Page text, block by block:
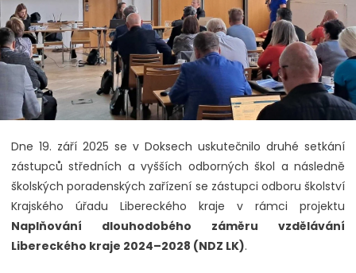
Dne 19. září 2025 se v Doksech uskutečnilo druhé setkání
zástupců středních a vyšších odborných škol a následně
školských poradenských zařízení se zástupci odboru školství
Krajského úřadu Libereckého kraje v rámci projektu
Naplňování dlouhodobého záměru vzdělávání
Libereckého kraje 2024–2028 (NDZ LK).